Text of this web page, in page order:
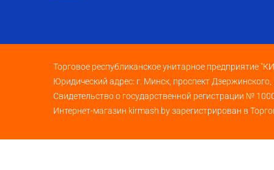
Торговое республиканское унитарное предприятие
Юридический адрес: г. Минск, проспект
Свидетельство о государственной регистрации №
Интернет-магазин kirmash.by зарегистрирован в